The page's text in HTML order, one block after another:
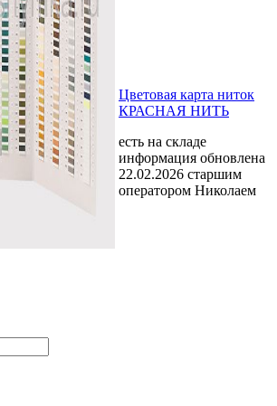
Цветовая карта ниток
КРАСНАЯ НИТЬ
есть на складе
информация обновлена
22.02.2026 старшим
оператором Николаем